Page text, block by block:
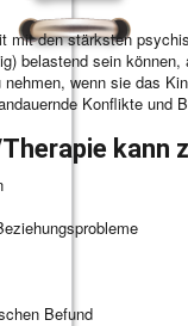
den stärksten
belastend sein
wenn sie das
Konflikte
kann
Befund